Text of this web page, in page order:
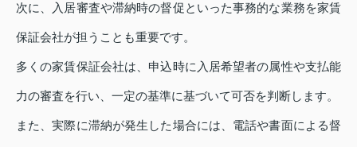
次に、入居審査や滞納時の督促といった事務的な業務を家賃
保証会社が担うことも重要です。
多くの家賃保証会社は、申込時に入居希望者の属性や支払能
力の審査を行い、一定の基準に基づいて可否を判断します。
また、実際に滞納が発生した場合には、電話や書面による督